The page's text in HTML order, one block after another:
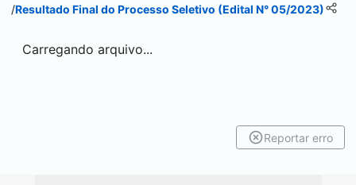
/Resultado Final do Processo Seletivo (Edital N° 05/2023)
Carregando arquivo...
Reportar erro